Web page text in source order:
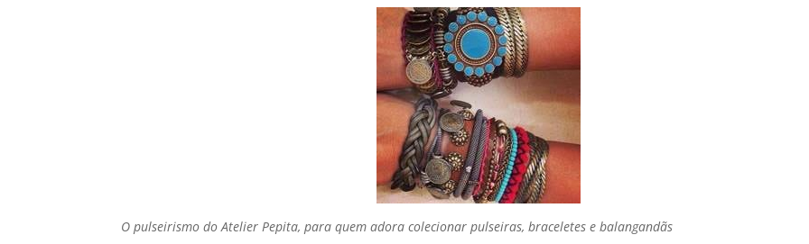
O pulseirismo do Atelier Pepita, para quem adora colecionar pulseiras, braceletes e balangandãs